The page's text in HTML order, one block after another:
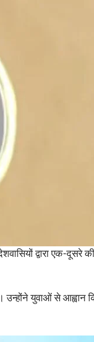
द्वारा एक-
उन्होंने युवाओं से